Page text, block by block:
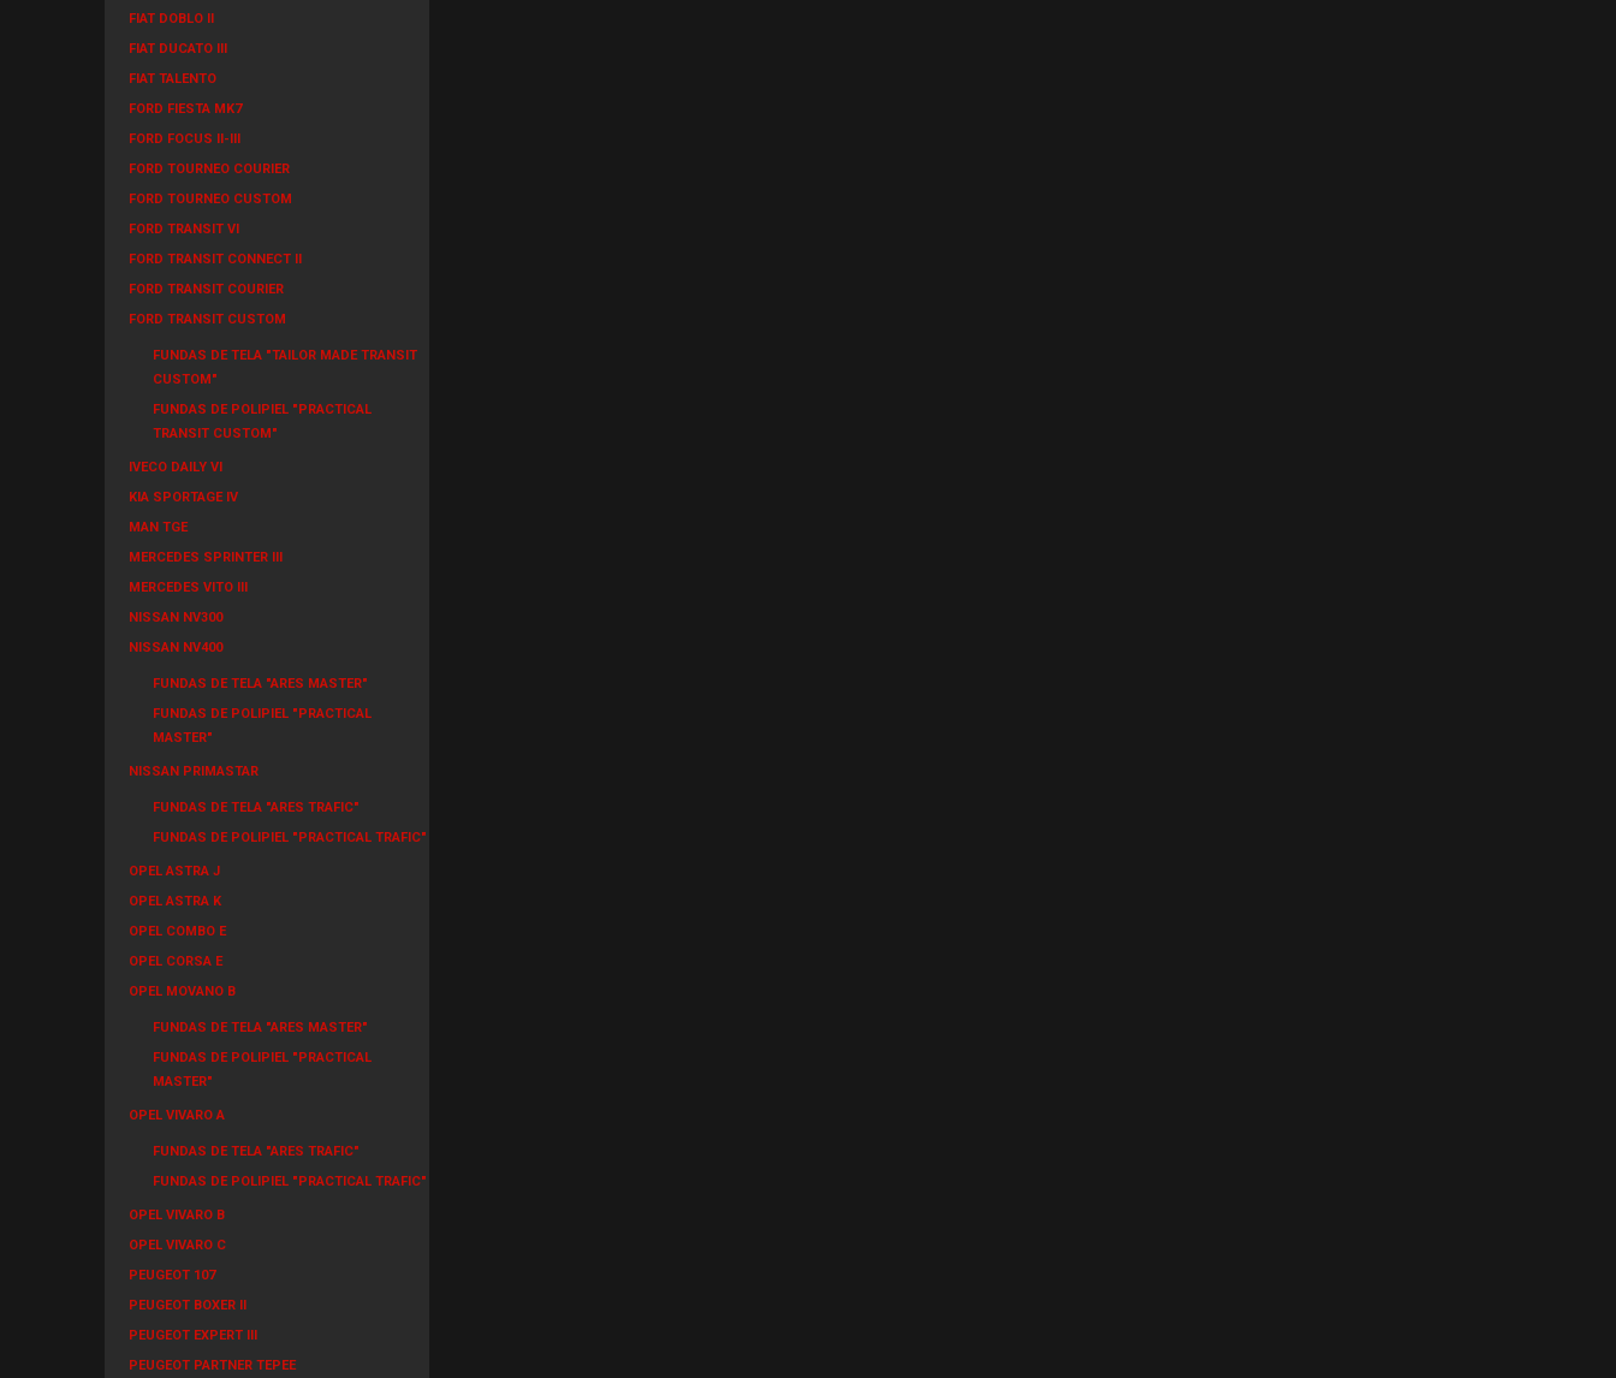
FIAT DOBLO II
FIAT DUCATO III
FIAT TALENTO
FORD FIESTA MK7
FORD FOCUS II-III
FORD TOURNEO COURIER
FORD TOURNEO CUSTOM
FORD TRANSIT VI
FORD TRANSIT CONNECT II
FORD TRANSIT COURIER
FORD TRANSIT CUSTOM
FUNDAS DE TELA "TAILOR MADE TRANSIT
CUSTOM"
FUNDAS DE POLIPIEL "PRACTICAL
TRANSIT CUSTOM"
IVECO DAILY VI
KIA SPORTAGE IV
MAN TGE
MERCEDES SPRINTER III
MERCEDES VITO III
NISSAN NV300
NISSAN NV400
FUNDAS DE TELA "ARES MASTER"
FUNDAS DE POLIPIEL "PRACTICAL
MASTER"
NISSAN PRIMASTAR
FUNDAS DE TELA "ARES TRAFIC"
FUNDAS DE POLIPIEL "PRACTICAL TRAFIC"
OPEL ASTRA J
OPEL ASTRA K
OPEL COMBO E
OPEL CORSA E
OPEL MOVANO B
FUNDAS DE TELA "ARES MASTER"
FUNDAS DE POLIPIEL "PRACTICAL
MASTER"
OPEL VIVARO A
FUNDAS DE TELA "ARES TRAFIC"
FUNDAS DE POLIPIEL "PRACTICAL TRAFIC"
OPEL VIVARO B
OPEL VIVARO C
PEUGEOT 107
PEUGEOT BOXER II
PEUGEOT EXPERT III
PEUGEOT PARTNER TEPEE